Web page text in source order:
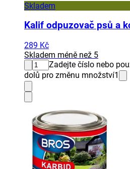
Skladem
Kalif odpuzovač psů a
289 Kč
Skladem méně než 5
Zadejte číslo nebo
dolů pro změnu množství1